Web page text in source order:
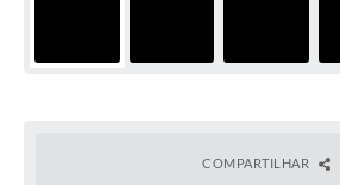
COMPARTILHAR